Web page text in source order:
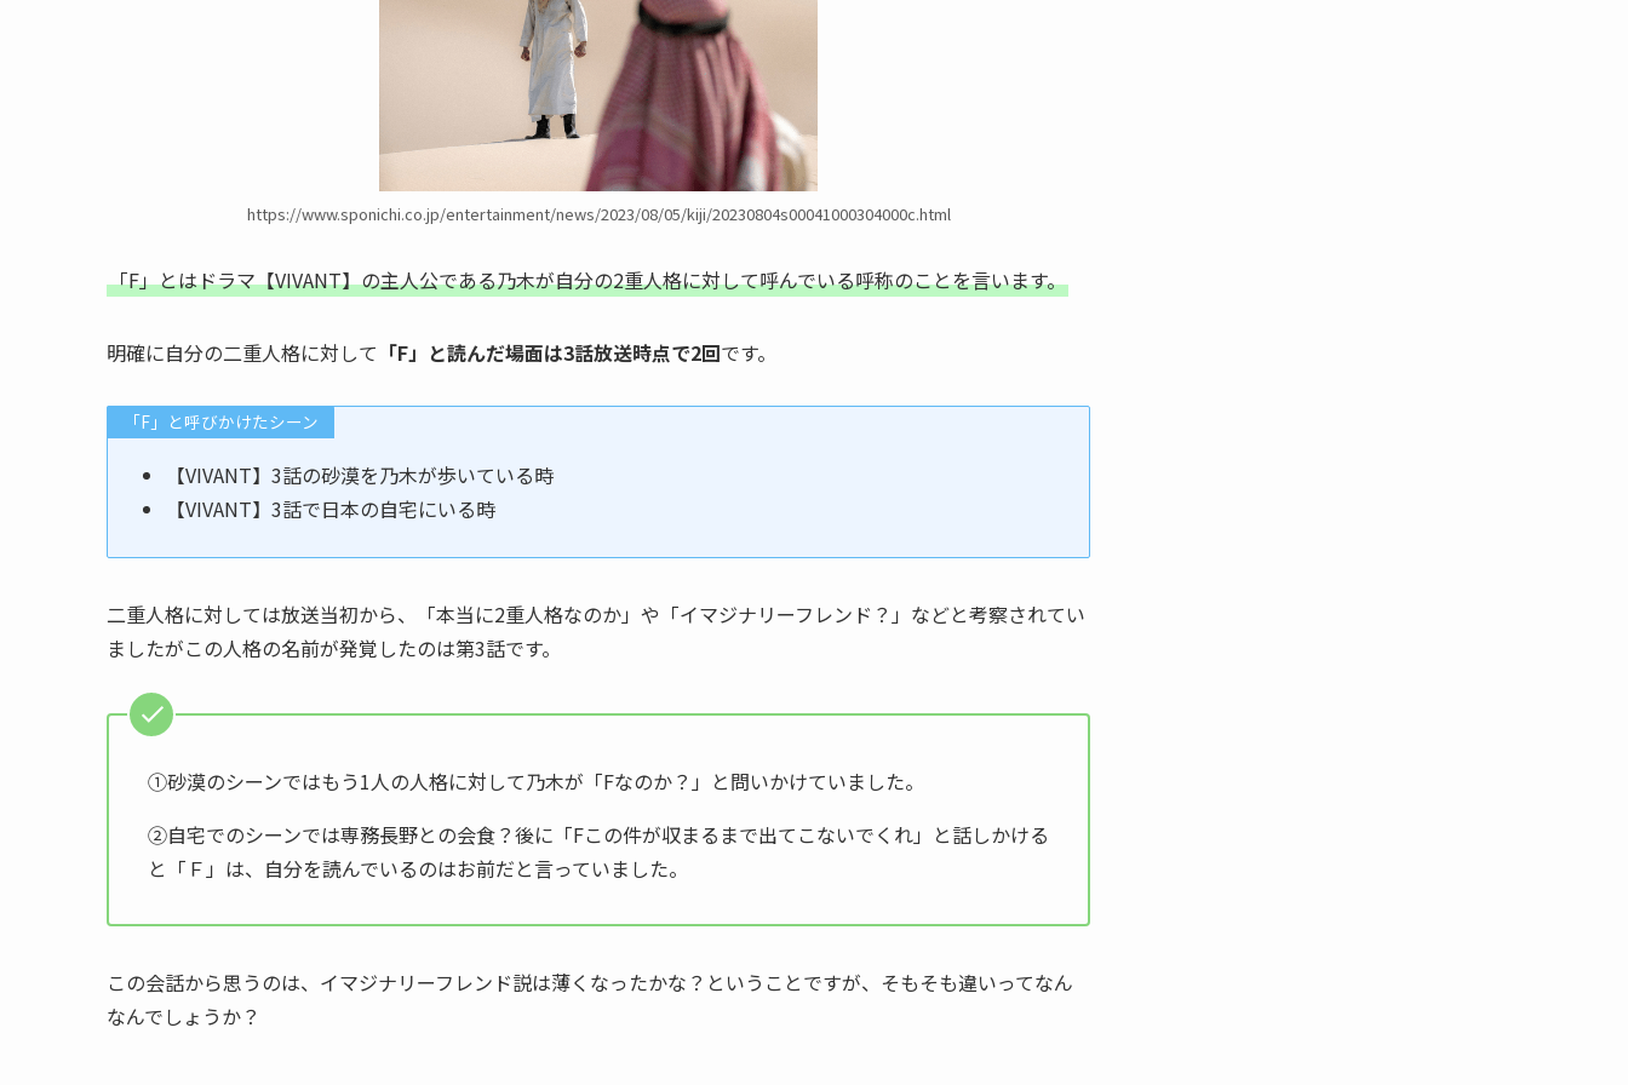
https://www.sponichi.co.jp/entertainment/news/2023/08/05/kiji/20230804s00041000304000c.html
「F」とはドラマ【VIVANT】の主人公である乃木が自分の2重人格に対して呼んでいる呼称のことを言います。
明確に自分の二重人格に対して 「F」と読んだ場面は3話放送時点で2回です。
「F」と呼びかけたシーン
【VIVANT】3話の砂漠を乃木が歩いている時
【VIVANT】3話で日本の自宅にいる時
二重人格に対しては放送当初から、「本当に2重人格なのか」や「イマジナリーフレンド？」などと考察されてい
ましたがこの人格の名前が発覚したのは第3話です。
①砂漠のシーンではもう1人の人格に対して乃木が「Fなのか？」と問いかけていました。
②自宅でのシーンでは専務長野との会食？後に「Fこの件が収まるまで出てこないでくれ」と話しかける
と「Ｆ」は、自分を読んでいるのはお前だと言っていました。
この会話から思うのは、イマジナリーフレンド説は薄くなったかな？ということですが、そもそも違いってなん
なんでしょうか？